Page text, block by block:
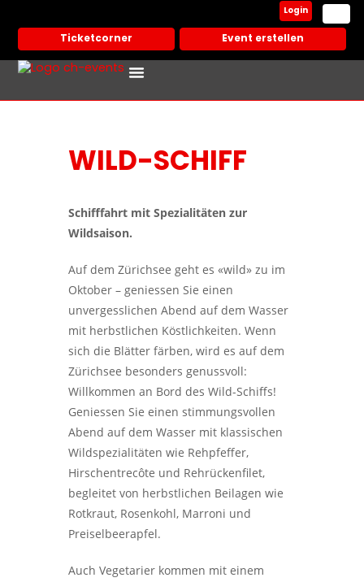
Ticketcorner Event erstellen
Login
WILD-SCHIFF
Schifffahrt mit Spezialitäten zur
Wildsaison.
Auf dem Zürichsee geht es «wild» zu im
Oktober – geniessen Sie einen
unvergesslichen Abend auf dem Wasser
mit herbstlichen Köstlichkeiten. Wenn
sich die Blätter färben, wird es auf dem
Zürichsee besonders genussvoll:
Willkommen an Bord des Wild-Schiffs!
Geniessen Sie einen stimmungsvollen
Abend auf dem Wasser mit klassischen
Wildspezialitäten wie Rehpfeffer,
Hirschentrecôte und Rehrückenfilet,
begleitet von herbstlichen Beilagen wie
Rotkraut, Rosenkohl, Marroni und
Preiselbeerapfel.
Auch Vegetarier kommen mit einem